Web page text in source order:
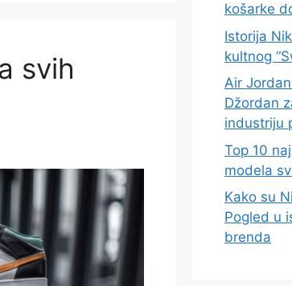
svih
košarke
Istorija
kultnog
Air
Džordan
industriju
Top 10
modela
Kako su
Pogled u
brenda